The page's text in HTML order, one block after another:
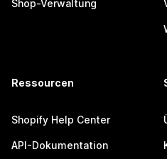
Shop-Verwaltung
Ressourcen
Shopify Help Center
API-Dokumentation